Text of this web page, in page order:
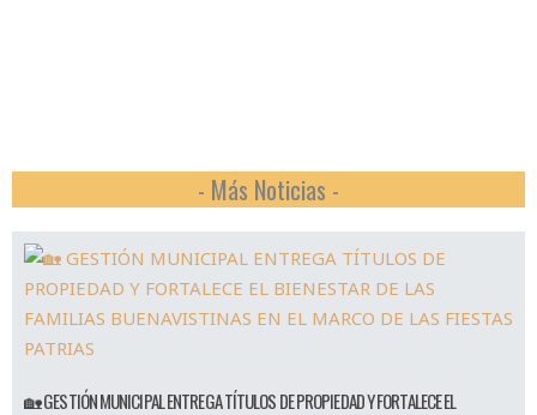
- Más Noticias -
🏡 GESTIÓN MUNICIPAL ENTREGA TÍTULOS DE PROPIEDAD Y FORTALECE EL